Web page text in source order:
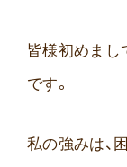
皆様初めまし
です。
私の強みは、